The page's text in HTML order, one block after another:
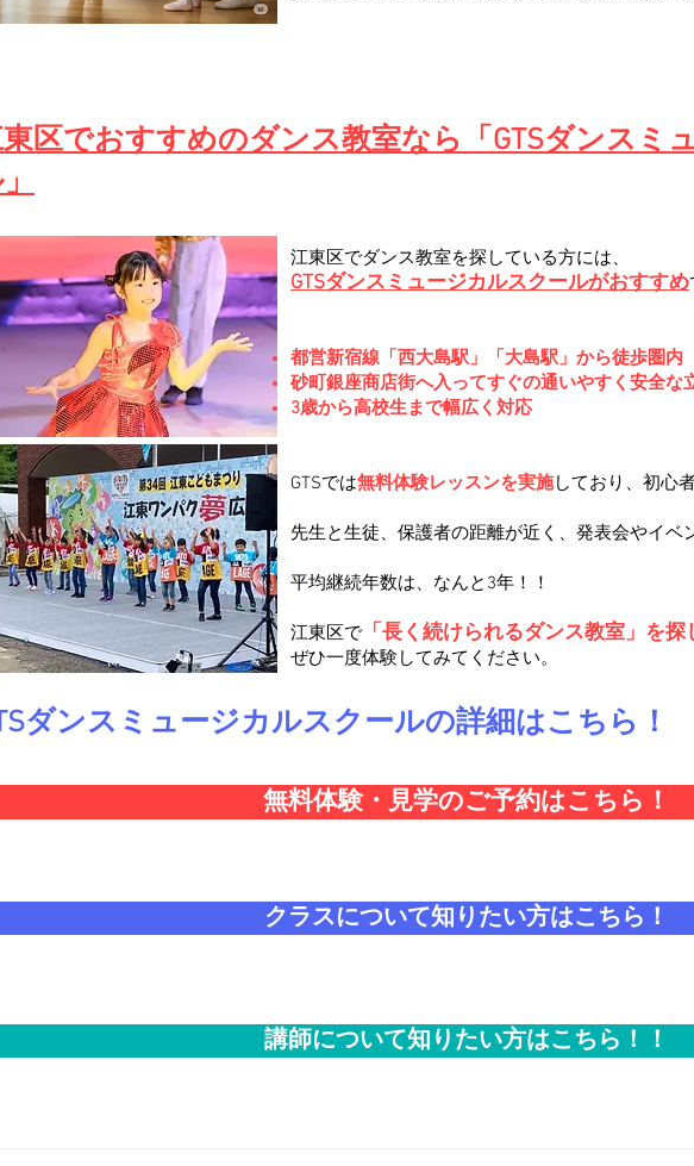
区でおすすめのダンス教室なら「GTSダンスミ
江東区でダンス教室を探している方には、
GTSダンスミュージカルスクールがおすすめ
都営新宿線「西大島駅」「大島駅」から徒歩圏内
砂町銀座商店街へ入ってすぐの通いやすく安全な
3歳から高校生まで幅広く対応
GTSでは無料体験レッスンを実施しており、初心
先生と生徒、保護者の距離が近く、発表会やイベ
平均継続年数は、なんと3年！！
江東区で 「長く続けられるダンス教室」を
ぜひ一度体験してみてください。
ダンスミュージカルスクールの詳細はこちら！
無料体験・見学のご予約はこちら！
クラスについて知りたい方はこちら！
講師について知りたい方はこちら！！